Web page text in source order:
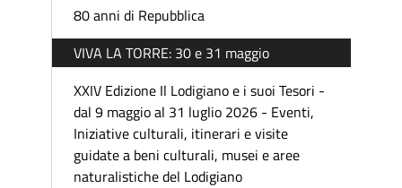
80 anni di Repubblica
VIVA LA TORRE: 30 e 31 maggio
XXIV Edizione Il Lodigiano e i suoi Tesori -
dal 9 maggio al 31 luglio 2026 - Eventi,
Iniziative culturali, itinerari e visite
guidate a beni culturali, musei e aree
naturalistiche del Lodigiano